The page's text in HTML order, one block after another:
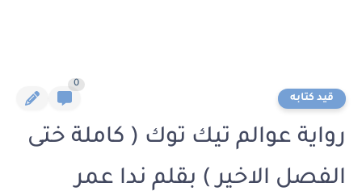
قيد كتابه
0
رواية عوالم تيك توك ( كاملة ختى
الفصل الاخير ) بقلم ندا عمر